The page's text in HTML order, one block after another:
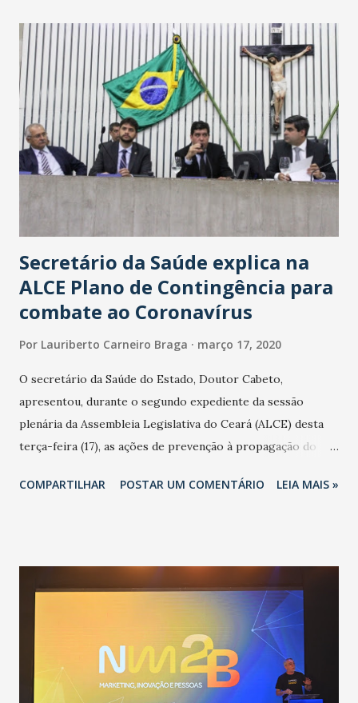
Secretário da Saúde explica na
ALCE Plano de Contingência para
combate ao Coronavírus
Por Lauriberto Carneiro Braga março 17, 2020
O secretário da Saúde do Estado, Doutor Cabeto,
apresentou, durante o segundo expediente da sessão
plenária da Assembleia Legislativa do Ceará (ALCE) desta
terça-feira (17), as ações de prevenção à propagação do
adotadas pelo Governo do Estado na contenção da
população suspeita e de cuidados com os ambientes
públicos e domiciliares. “Nós não estamos vivendo uma
epidemia comum, como temos em todos os anos, com
aumento de casos de dengue, influenza ou H1N1. Trata-se
de uma epidemia com um vírus diferente, com um poder de
contaminação maior que outros coronavírus”, apontou o
COMPARTILHAR POSTAR UM COMENTÁRIO LEIA MAIS »